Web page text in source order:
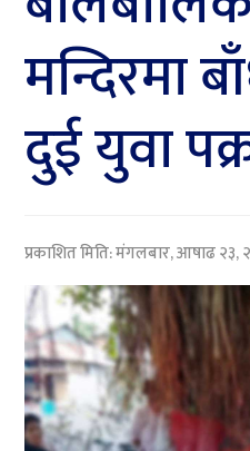
मन्दिरमा
दुई युवा
प्रकाशित मिति:मंगलबार, आषाढ २३,